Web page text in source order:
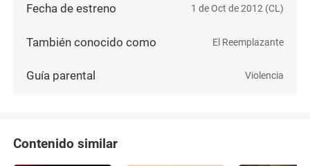
Fecha de estreno 1 de Oct de 2012 (CL)
También conocido como El Reemplazante
Guía parental Violencia
Contenido similar